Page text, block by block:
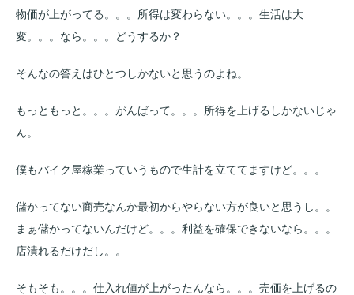
物価が上がってる。。。所得は変わらない。。。生活は大
変。。。なら。。。どうするか？
そんなの答えはひとつしかないと思うのよね。
もっともっと。。。がんばって。。。所得を上げるしかないじゃ
ん。
僕もバイク屋稼業っていうもので生計を立ててますけど。。。
儲かってない商売なんか最初からやらない方が良いと思うし。。
まぁ儲かってないんだけど。。。利益を確保できないなら。。。
店潰れるだけだし。。
そもそも。。。仕入れ値が上がったんなら。。。売価を上げるの